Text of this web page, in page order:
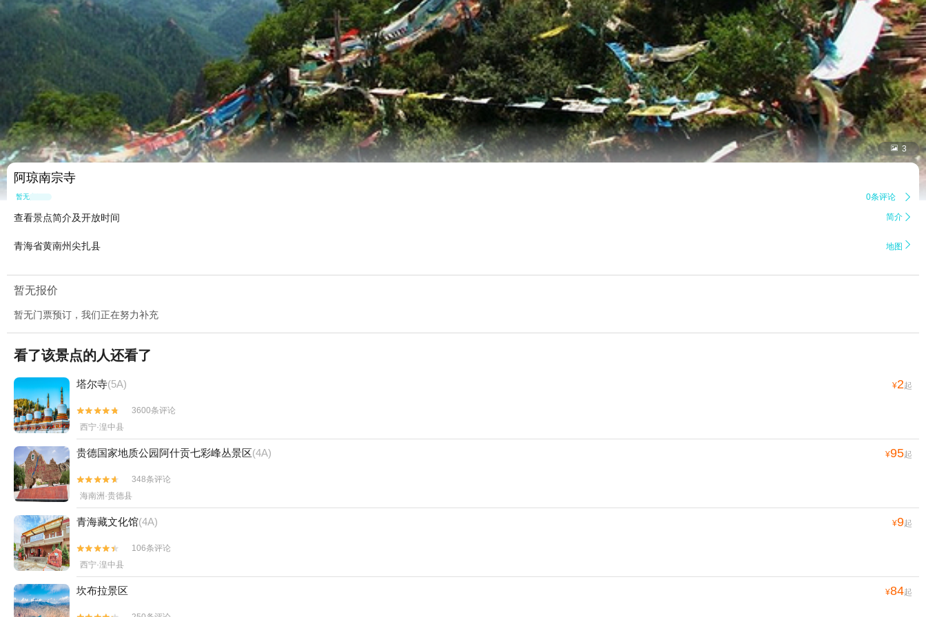
 3
阿琼南宗寺
暂无点评 0条评论 
查看景点简介及开放时间 简介 
青海省黄南州尖扎县 地图 
暂无报价
暂无门票预订，我们正在努力补充
看了该景点的人还看了
塔尔寺(5A) ¥2起


3600条评论
西宁·湟中县
贵德国家地质公园阿什贡七彩峰丛景区(4A) ¥95起


348条评论
海南洲·贵德县
青海藏文化馆(4A) ¥9起


106条评论
西宁·湟中县
坎布拉景区 ¥84起